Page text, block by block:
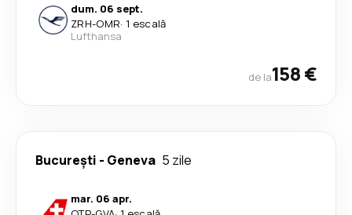
dum. 06 sept.
ZRH-OMR· 1 escală
Lufthansa
de la158 €
București - Geneva 5 zile
mar. 06 apr.